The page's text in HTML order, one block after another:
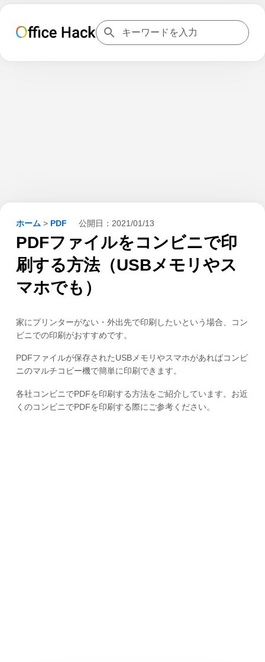
ホーム > PDF 公開日： 2021/01/13
PDFファイルをコンビニで印
刷する方法（USBメモリやス
マホでも）
家にプリンターがない・外出先で印刷したいという場合、コン
ビニでの印刷がおすすめです。
PDFファイルが保存されたUSBメモリやスマホがあればコンビ
ニのマルチコピー機で簡単に印刷できます。
各社コンビニでPDFを印刷する方法をご紹介しています。お近
くのコンビニでPDFを印刷する際にご参考ください。